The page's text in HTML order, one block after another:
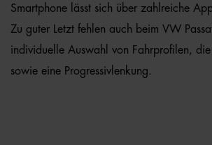
Smartphone lässt sich über zahlreiche
Zu guter Letzt fehlen auch beim VW
individuelle Auswahl von Fahrprofilen,
sowie eine Progressivlenkung.